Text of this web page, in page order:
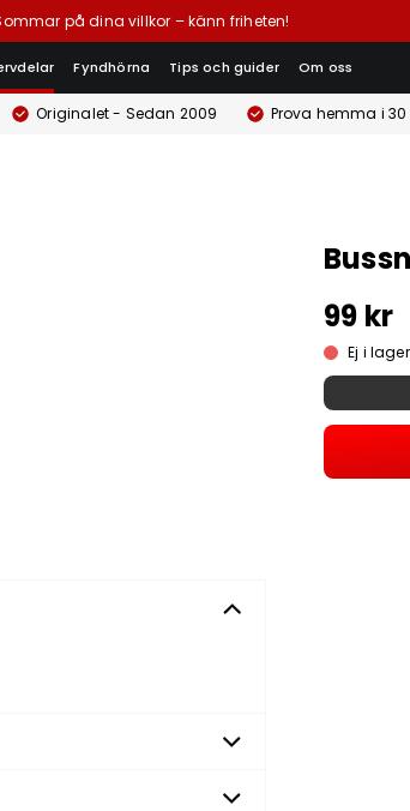
på dina villkor – känn friheten!
Fyndhörna Tips och guider Om oss
Originalet - Sedan 2009 Prova hemma i
99 kr
Ej i lager